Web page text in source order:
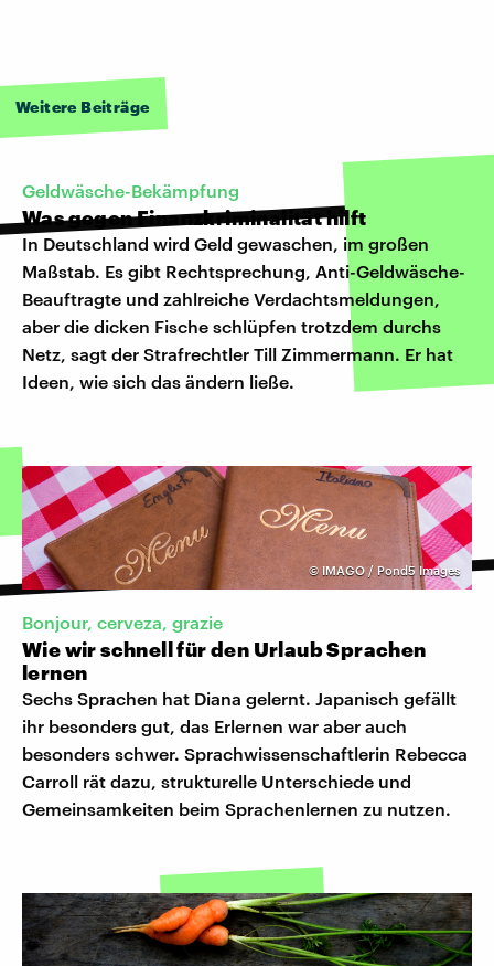
Weitere Beiträge
Geldwäsche-Bekämpfung
Was gegen Finanzkriminalität hilft
In Deutschland wird Geld gewaschen, im großen
Maßstab. Es gibt Rechtsprechung, Anti-Geldwäsche-
Beauftragte und zahlreiche Verdachtsmeldungen,
aber die dicken Fische schlüpfen trotzdem durchs
Netz, sagt der Strafrechtler Till Zimmermann. Er hat
Ideen, wie sich das ändern ließe.
© IMAGO / Pond5 Images
Bonjour, cerveza, grazie
Wie wir schnell für den Urlaub Sprachen
lernen
Sechs Sprachen hat Diana gelernt. Japanisch gefällt
ihr besonders gut, das Erlernen war aber auch
besonders schwer. Sprachwissenschaftlerin Rebecca
Carroll rät dazu, strukturelle Unterschiede und
Gemeinsamkeiten beim Sprachenlernen zu nutzen.